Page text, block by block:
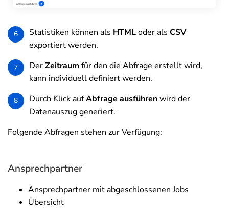
6 Statistiken können als HTMLoder als CSV
exportiert werden.
7 DerZeitraum für den die Abfrage erstellt wird,
kann individuell definiert werden.
8 Durch Klick aufAbfrage ausführenwird der
Datenauszug generiert.
Folgende Abfragen stehen zur Verfügung:
Ansprechpartner
Ansprechpartner mit abgeschlossenen Jobs
Übersicht